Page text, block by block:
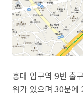
홍대 입구역 9번 출
워가 있으며 30분에